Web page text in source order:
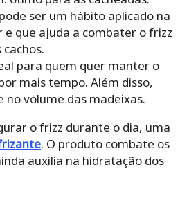
ser um hábito aplicado na
e que ajuda a combater o frizz
para quem quer manter o
mais tempo. Além disso,
no volume das madeixas.
o frizz durante o dia, uma
. O produto combate os
auxilia na hidratação dos